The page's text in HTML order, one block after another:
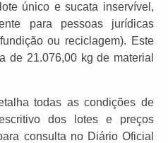
único e sucata inservível,
para pessoas jurídicas
ou reciclagem). Este
de 21.076,00 kg de material
todas as condições de
dos lotes e preços
consulta no Diário Oficial